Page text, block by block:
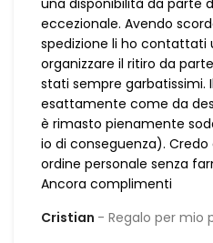
una disponibilità da parte
eccezionale. Avendo
spedizione li ho contattati
organizzare il ritiro da
stati sempre garbatissimi.
esattamente come da
è rimasto pienamente
io di conseguenza).
ordine personale senza
Ancora complimenti
Cristian
Regalo per mio